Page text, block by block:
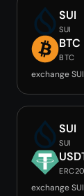
SUI
SUI
BTC
BTC
exchange
SUI
SUI
ERC20
exchange